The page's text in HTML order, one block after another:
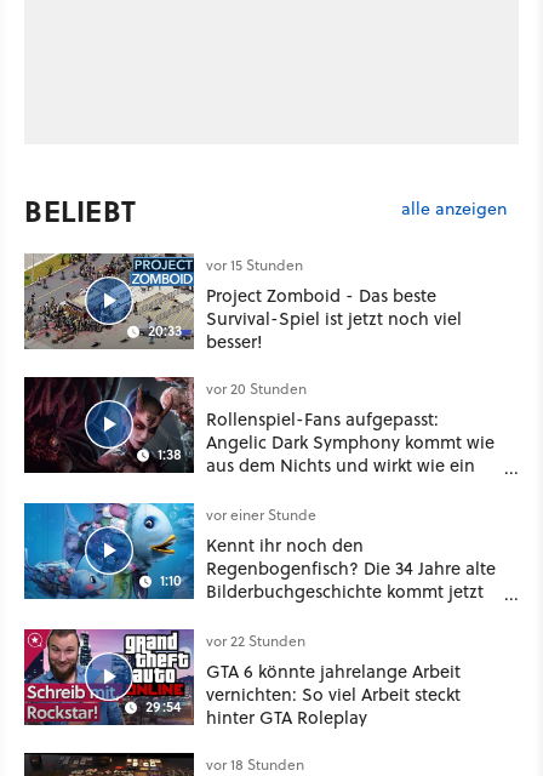
BELIEBT alle anzeigen
20:33
vor 15 Stunden
Project Zomboid - Das beste
Survival-Spiel ist jetzt noch viel
besser!
1:38
vor 20 Stunden
Rollenspiel-Fans aufgepasst:
Angelic Dark Symphony kommt wie
aus dem Nichts und wirkt wie ein
Mass Effect
1:10
vor einer Stunde
Kennt ihr noch den
Regenbogenfisch? Die 34 Jahre alte
Bilderbuchgeschichte kommt jetzt
29:54
vor 22 Stunden
GTA 6 könnte jahrelange Arbeit
vernichten: So viel Arbeit steckt
hinter GTA Roleplay
vor 18 Stunden